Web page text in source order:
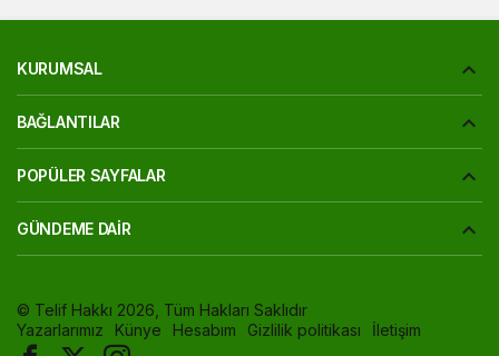
KURUMSAL
BAĞLANTILAR
POPÜLER SAYFALAR
GÜNDEME DAIR
© Telif Hakkı 2026, Tüm Hakları Saklıdır
Yazarlarımız
Künye Hesabım Gizlilik politikası İletişim